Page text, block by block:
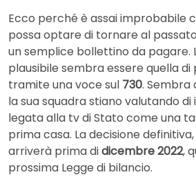
Ecco perché è assai improbabile
possa optare di tornare al
un semplice bollettino da pagare.
plausibile sembra essere quella di
tramite una voce sul 730. Sembra
la sua squadra stiano valutando di
legata alla tv di Stato come una
prima casa. La decisione
arriverà prima didicembre 2022,
prossima Legge di bilancio.